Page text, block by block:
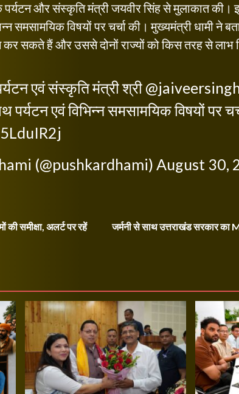
पर्यटन और संस्कृति मंत्री जयवीर सिंह से मुलाकात की।
समसामयिक विषयों पर चर्चा की। मुख्यमंत्री धामी ने
सकते हैं और उससे दोनों राज्यों को किस तरह से लाभ
एवं संस्कृति मंत्री श्री
एवं विभिन्न समसामयिक विषयों पर
(@pushkardhami) August 30,
की समीक्षा, अलर्ट पर रहें
जर्मनी से साथ उत्तराखंड सरकार का